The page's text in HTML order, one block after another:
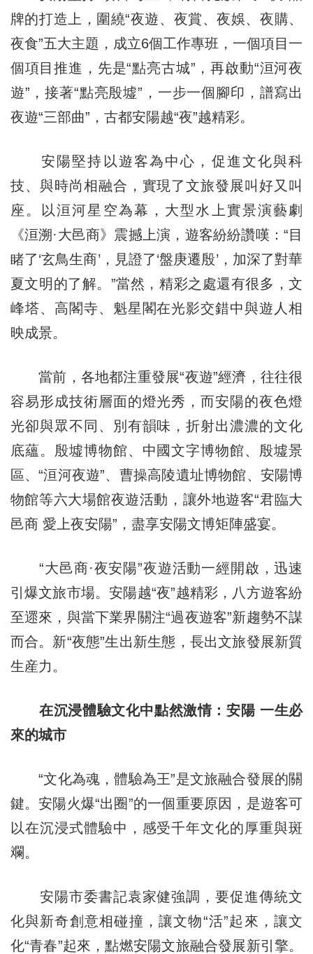
牌的打造上，圍繞“夜遊、夜賞、夜娛、夜購、
夜食”五大主題，成立6個工作專班，一個項目一
個項目推進，先是“點亮古城”，再啟動“洹河夜
遊”，接著“點亮殷墟”，一步一個腳印，譜寫出
夜遊“三部曲”，古都安陽越“夜”越精彩。
安陽堅持以遊客為中心，促進文化與科
技、與時尚相融合，實現了文旅發展叫好又叫
座。以洹河星空為幕，大型水上實景演藝劇
《洹溯·大邑商》震撼上演，遊客紛紛讚嘆：“目
睹了‘玄鳥生商’，見證了‘盤庚遷殷’，加深了對華
夏文明的了解。”當然，精彩之處還有很多，文
峰塔、高閣寺、魁星閣在光影交錯中與遊人相
映成景。
當前，各地都注重發展“夜遊”經濟，往往很
容易形成技術層面的燈光秀，而安陽的夜色燈
光卻與眾不同、別有韻味，折射出濃濃的文化
底蘊。殷墟博物館、中國文字博物館、殷墟景
區、“洹河夜遊”、曹操高陵遺址博物館、安陽博
物館等六大場館夜遊活動，讓外地遊客“君臨大
邑商 愛上夜安陽”，盡享安陽文博矩陣盛宴。
“大邑商·夜安陽”夜遊活動一經開啟，迅速
引爆文旅市場。安陽越“夜”越精彩，八方遊客紛
至遝來，與當下業界關注“過夜遊客”新趨勢不謀
而合。新“夜態”生出新生態，長出文旅發展新質
生産力。
在沉浸體驗文化中點然激情：安陽 一生必
來的城市
“文化為魂，體驗為王”是文旅融合發展的關
鍵。安陽火爆“出圈”的一個重要原因，是遊客可
以在沉浸式體驗中，感受千年文化的厚重與斑
斕。
安陽市委書記袁家健強調，要促進傳統文
化與新奇創意相碰撞，讓文物“活”起來，讓文
化“青春”起來，點燃安陽文旅融合發展新引擎。